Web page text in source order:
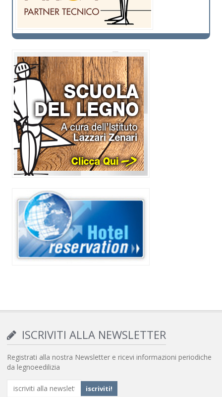
ISCRIVITI ALLA NEWSLETTER
Registrati alla nostra Newsletter e ricevi informazioni periodiche
da legnoeedilizia